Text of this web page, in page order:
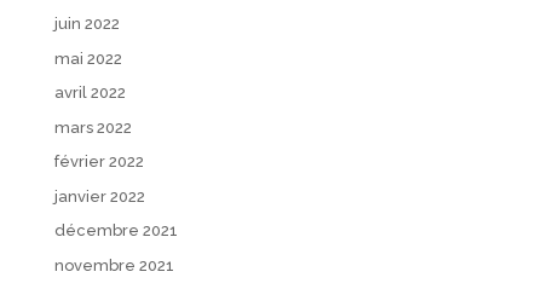
juin 2022
mai 2022
avril 2022
mars 2022
février 2022
janvier 2022
décembre 2021
novembre 2021